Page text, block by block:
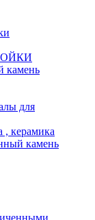
камень
для
, керамика
камень